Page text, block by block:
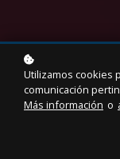
Utilizamos cookies
comunicación
Más información o